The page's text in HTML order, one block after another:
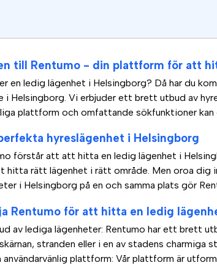
till Rentumo - din plattform för att
en ledig lägenhet i Helsingborg? Då har du
i Helsingborg. Vi erbjuder ett brett utbud av
plattform och omfattande sökfunktioner
hyreslägenhet i Helsingborg
förstår att att hitta en ledig lägenhet i
hitta rätt lägenhet i rätt område. Men oroa dig
i Helsingborg på en och samma plats gör
Rentumo för att hitta en ledig
av lediga lägenheter: Rentumo har ett brett
stranden eller i en av stadens charmiga
användarvänlig plattform: Vår plattform är